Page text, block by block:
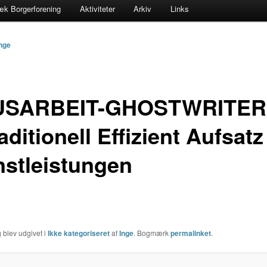
Borgerforening Aktiviteter Arkiv Links
Effizient Aufsatz
udgivet i Ikke kategoriseretafInge. Bogmærkpermalinket.